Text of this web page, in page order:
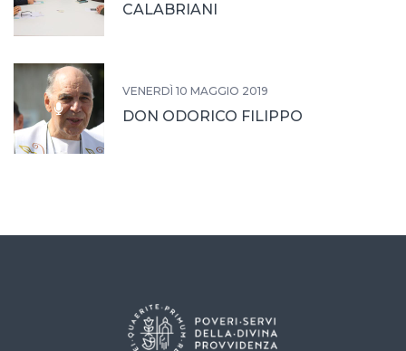
CALABRIANI
VENERDÌ 10 MAGGIO 2019
DON ODORICO FILIPPO